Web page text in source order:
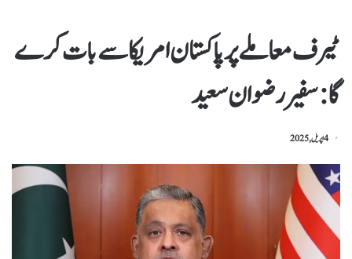
ٹیرف معاملے پر پاکستان امریکا سے بات کرے
گا : سفیر رضوان سعید
4 اپریل, 2025